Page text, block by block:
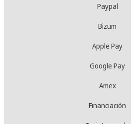
Paypal
Bizum
Apple Pay
Google Pay
Amex
Financiación